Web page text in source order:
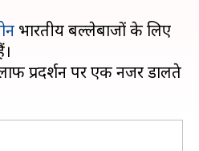
भारतीय बल्लेबाजों के लिए
प्रदर्शन पर एक नजर डालते